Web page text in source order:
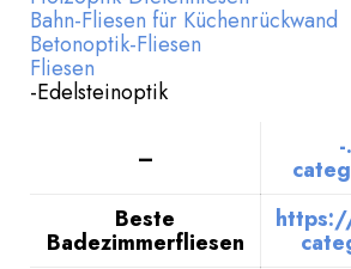
Bahn-Fliesen für Küchenrückwand
Betonoptik-Fliesen
Fliesen
-Edelsteinoptik
–
Beste
Badezimmerfliesen